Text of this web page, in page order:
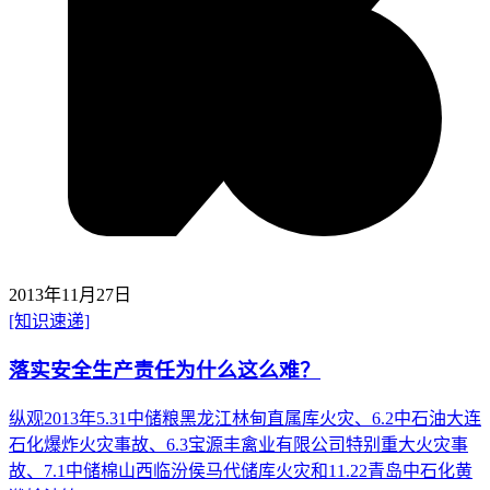
2013年11月27日
[知识速递]
落实安全生产责任为什么这么难？
纵观2013年5.31中储粮黑龙江林甸直属库火灾、6.2中石油大连
石化爆炸火灾事故、6.3宝源丰禽业有限公司特别重大火灾事
故、7.1中储棉山西临汾侯马代储库火灾和11.22青岛中石化黄